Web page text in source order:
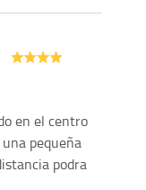
en el centro
pequeña
podra